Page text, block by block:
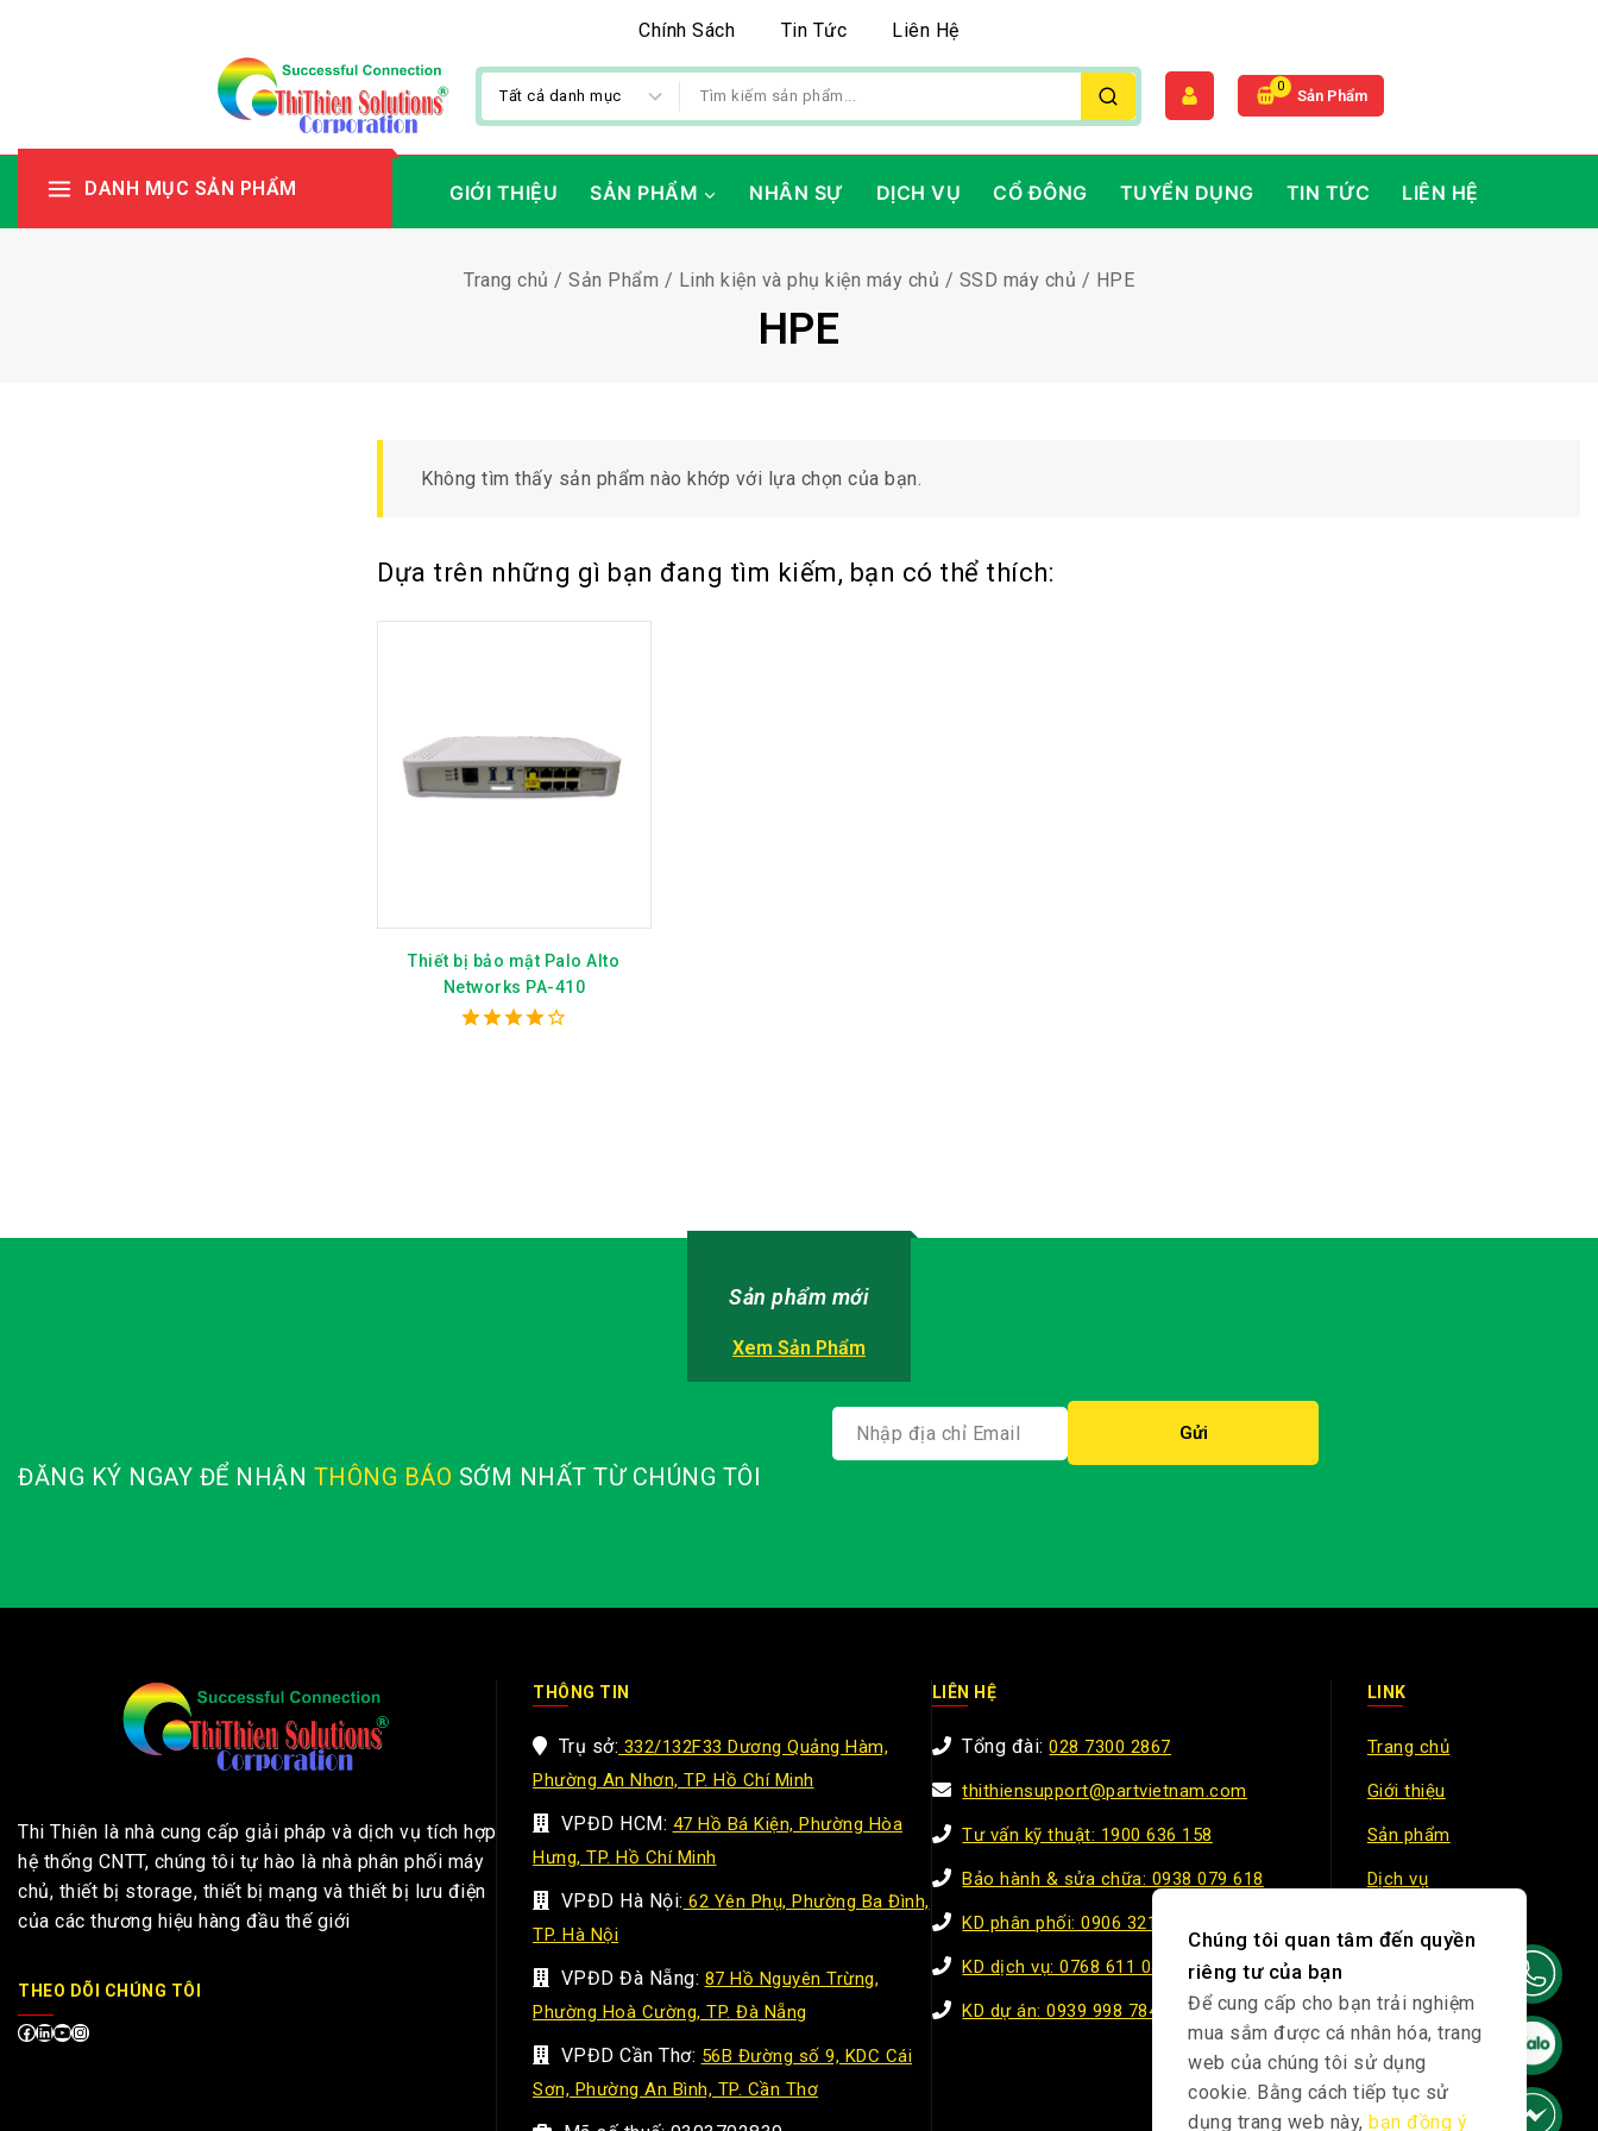
Chính Sách Tin Tức Liên Hệ
0
Sản Phẩm
DANH MỤC SẢN PHẨM GIỚI THIỆU SẢN PHẨM NHÂN SỰ DỊCH VỤ CỔ ĐÔNG TUYỂN DỤNG TIN TỨC LIÊN HỆ
Trang chủ / Sản Phẩm / Linh kiện và phụ kiện máy chủ / SSD máy chủ / HPE
HPE
Không tìm thấy sản phẩm nào khớp với lựa chọn của bạn.
Dựa trên những gì bạn đang tìm kiếm, bạn có thể thích:
Thiết bị bảo mật Palo Alto
Networks PA-410
Sản phẩm mới
Xem Sản Phẩm
ĐĂNG KÝ NGAY ĐỂ NHẬN THÔNG BÁO SỚM NHẤT TỪ CHÚNG TÔI
Thi Thiên là nhà cung cấp giải pháp và dịch vụ tích hợp
hệ thống CNTT, chúng tôi tự hào là nhà phân phối máy
chủ, thiết bị storage, thiết bị mạng và thiết bị lưu điện
của các thương hiệu hàng đầu thế giới
THEO DÕI CHÚNG TÔI
THÔNG TIN
Trụ sở: 332/132F33 Dương Quảng Hàm,
Phường An Nhơn, TP. Hồ Chí Minh
VPĐD HCM: 47 Hồ Bá Kiện, Phường Hòa
Hưng, TP. Hồ Chí Minh
VPĐD Hà Nội: 62 Yên Phụ, Phường Ba Đình,
TP. Hà Nội
VPĐD Đà Nẵng: 87 Hồ Nguyên Trừng,
Phường Hoà Cường, TP. Đà Nẵng
VPĐD Cần Thơ: 56B Đường số 9, KDC Cái
Sơn, Phường An Bình, TP. Cần Thơ
LIÊN HỆ
Tổng đài:028 7300 2867
thithiensupport@partvietnam.com
Tư vấn kỹ thuật: 1900 636 158
Bảo hành & sửa chữa: 0938 079 618
KD phân phối: 0906 321 499
KD dịch vụ: 0768 611 047
KD dự án: 0939 998 784
LINK
Trang chủ
Giới thiệu
Sản phẩm
Dịch vụ
Chúng tôi quan tâm đến quyền
riêng tư của bạn
Để cung cấp cho bạn trải nghiệm
mua sắm được cá nhân hóa, trang
web của chúng tôi sử dụng
cookie. Bằng cách tiếp tục sử
dụng trang web này, bạn đồng ý